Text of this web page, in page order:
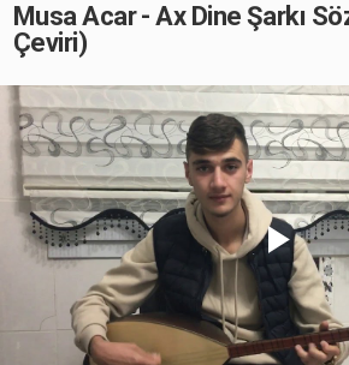
Musa Acar - Ax Dine Şarkı
Çeviri)